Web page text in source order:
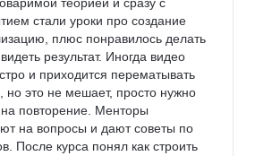
стали уроки про создание
плюс понравилось делать
результат. Иногда видео
и приходится перематывать
но это не мешает, просто нужно
повторение. Менторы
на вопросы и дают советы по
После курса понял как строить